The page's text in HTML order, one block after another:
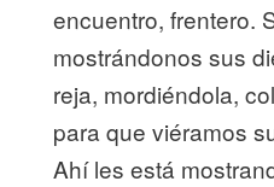
encuentro, frentero.
mostrándonos sus
reja, mordiéndola,
para que viéramos
Ahí les está